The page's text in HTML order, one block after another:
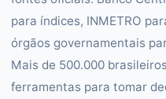
para índices, INMETRO
órgãos governamentais
Mais de 500.000
ferramentas para tomar